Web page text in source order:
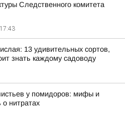
Следственного комитета
13 удивительных сортов,
знать каждому садоводу
у помидоров: мифы и
о нитратах